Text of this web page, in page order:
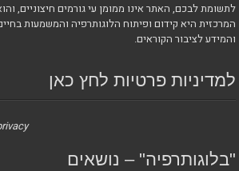
לתשומת לבכם, האתר אינו ממומן עי גורמים חיצוניים,
המרכזית היא קידום ופיתוח הלוגותרפיה והמשמעות
והמידע לציבור הקוראים.
למדיניות פרטיות לחץ כאן
"בלוגותרפיה" – נושאים